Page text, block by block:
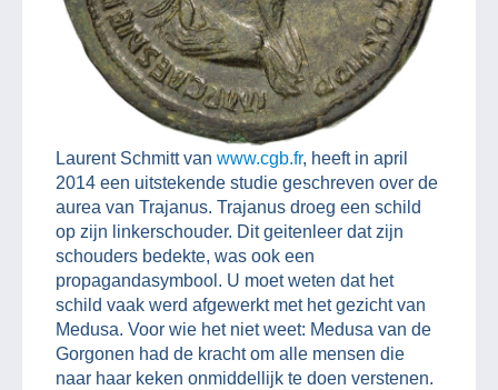
Laurent Schmitt van www.cgb.fr, heeft in april
2014 een uitstekende studie geschreven over de
aurea van Trajanus. Trajanus droeg een schild
op zijn linkerschouder. Dit geitenleer dat zijn
schouders bedekte, was ook een
propagandasymbool. U moet weten dat het
schild vaak werd afgewerkt met het gezicht van
Medusa. Voor wie het niet weet: Medusa van de
Gorgonen had de kracht om alle mensen die
naar haar keken onmiddellijk te doen verstenen.